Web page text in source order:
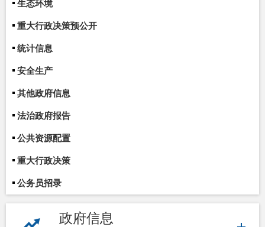
生态环境
重大行政决策预公开
统计信息
安全生产
其他政府信息
法治政府报告
公共资源配置
重大行政决策
公务员招录
政府信息